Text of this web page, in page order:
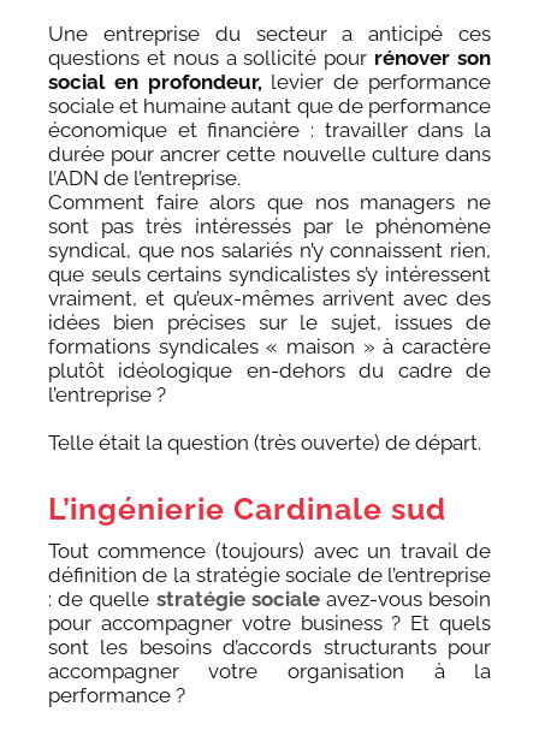
Une entreprise du secteur a anticipé ces
questions et nous a sollicité pour rénover son
social en profondeur, levier de performance
sociale et humaine autant que de performance
économique et financière : travailler dans la
durée pour ancrer cette nouvelle culture dans
l’ADN de l’entreprise.
Comment faire alors que nos managers ne
sont pas très intéressés par le phénomène
syndical, que nos salariés n’y connaissent rien,
que seuls certains syndicalistes s’y intéressent
vraiment, et qu’eux-mêmes arrivent avec des
idées bien précises sur le sujet, issues de
formations syndicales « maison » à caractère
plutôt idéologique en-dehors du cadre de
l’entreprise ?
Telle était la question (très ouverte) de départ.
L’ingénierie Cardinale sud
Tout commence (toujours) avec un travail de
définition de la stratégie sociale de l’entreprise
: de quelle stratégie sociale avez-vous besoin
pour accompagner votre business ? Et quels
sont les besoins d’accords structurants pour
accompagner votre organisation à la
performance ?